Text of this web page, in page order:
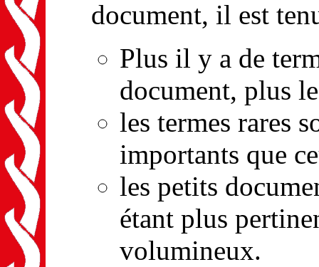
document, il est
Plus il y a de
document, plus
les termes rares
importants que
les petits
étant plus
volumineux.